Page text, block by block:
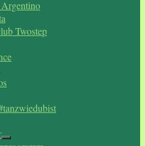
Twostep